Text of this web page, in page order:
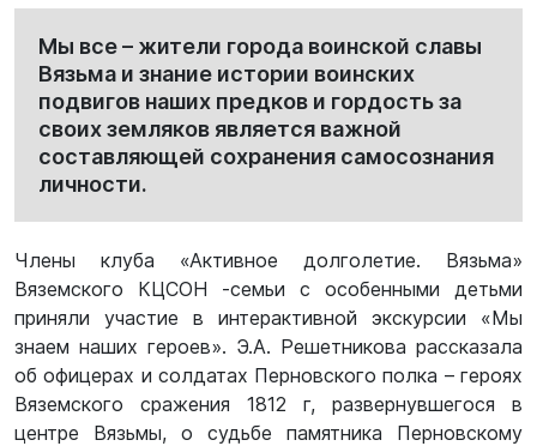
Мы все – жители города воинской славы
Вязьма и знание истории воинских
подвигов наших предков и гордость за
своих земляков является важной
составляющей сохранения самосознания
личности.
Члены клуба «Активное долголетие. Вязьма»
Вяземского КЦСОН -семьи с особенными детьми
приняли участие в интерактивной экскурсии «Мы
знаем наших героев». Э.А. Решетникова рассказала
об офицерах и солдатах Перновского полка – героях
Вяземского сражения 1812 г, развернувшегося в
центре Вязьмы, о судьбе памятника Перновскому